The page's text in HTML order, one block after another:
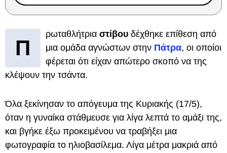
Π
ρωταθλήτρια στίβου δέχθηκε επίθεση από
μια ομάδα αγνώστων στην Πάτρα, οι οποίοι
φέρεται ότι είχαν απώτερο σκοπό να της
κλέψουν την τσάντα.
Όλα ξεκίνησαν το απόγευμα της Κυριακής (17/5),
όταν η γυναίκα στάθμευσε για λίγα λεπτά το αμάξι της,
και βγήκε έξω προκειμένου να τραβήξει μια
φωτογραφία το ηλιοβασίλεμα. Λίγα μέτρα μακριά από